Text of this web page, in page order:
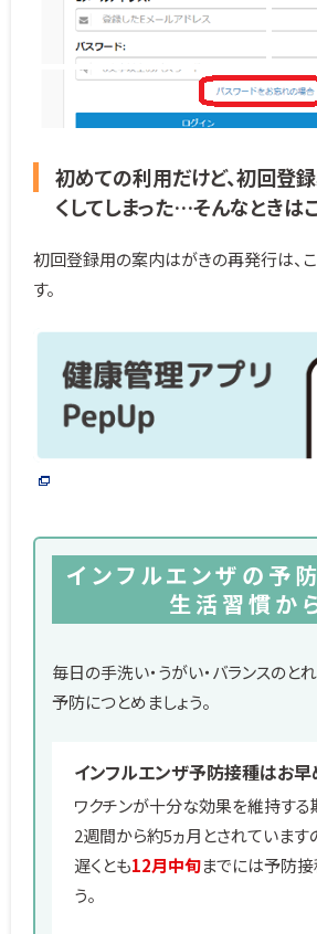
初めての利用だけど、初回登
くしてしまった…そんなときはこ
初回登録用の案内はがきの再発行は、
す。
インフルエンザの予
生活習慣か
毎日の手洗い・うがい・バランスのと
予防につとめましょう。
インフルエンザ予防接種はお早
ワクチンが十分な効果を維持する
2週間から約5ヵ月とされています
遅くとも12月中旬までには予防
う。